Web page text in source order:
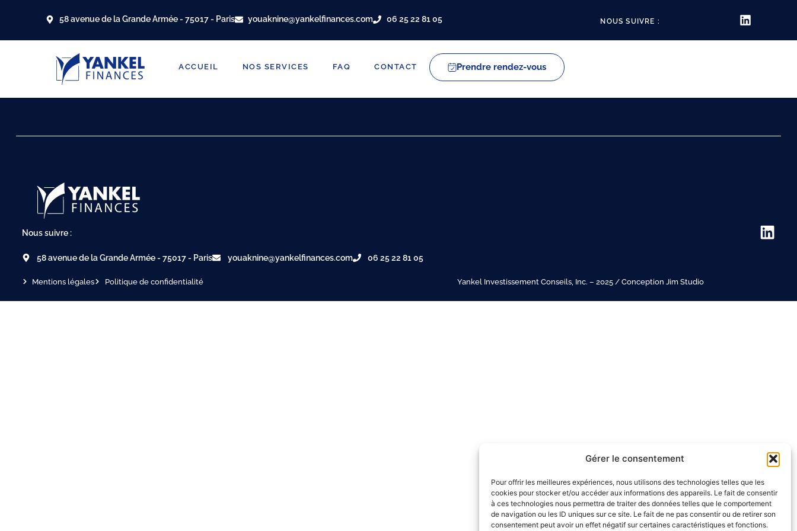
Gérer le consentement
Pour offrir les meilleures expériences, nous utilisons des technologies telles que les
cookies pour stocker et/ou accéder aux informations des appareils. Le fait de consentir
à ces technologies nous permettra de traiter des données telles que le comportement
de navigation ou les ID uniques sur ce site. Le fait de ne pas consentir ou de retirer son
consentement peut avoir un effet négatif sur certaines caractéristiques et fonctions.
58 avenue de la Grande Armée - 75017 - Paris youaknine@yankelfinances.com 06 25 22 81 05 NOUS SUIVRE :
ACCUEIL NOS SERVICES FAQ CONTACT Prendre rendez-vous
Nous suivre :
58 avenue de la Grande Armée - 75017 - Paris youaknine@yankelfinances.com 06 25 22 81 05
Mentions légales Politique de confidentialité Yankel Investissement Conseils, Inc. – 2025 / Conception Jim Studio